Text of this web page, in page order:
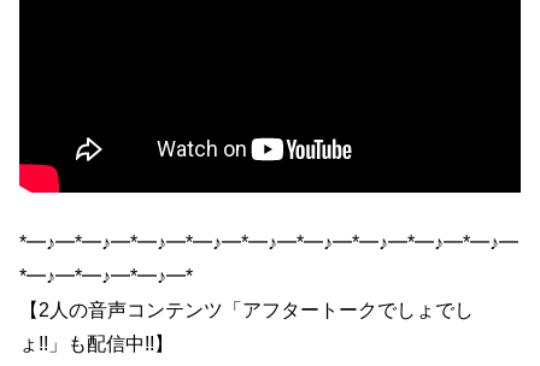
*━♪━*━♪━*━♪━*━♪━*━♪━*━♪━*━♪━*━♪━*━♪━
*━♪━*━♪━*━♪━*
【2人の音声コンテンツ「アフタートークでしょでし
ょ!!」も配信中!!】